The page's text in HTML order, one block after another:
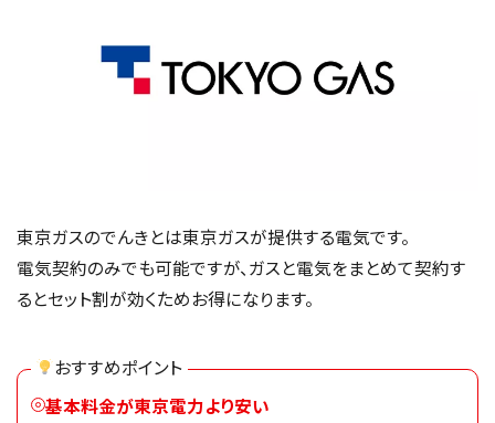
東京ガスのでんきとは東京ガスが提供する電気です。
電気契約のみでも可能ですが、ガスと電気をまとめて契約す
るとセット割が効くためお得になります。
おすすめポイント
基本料金が東京電力より安い